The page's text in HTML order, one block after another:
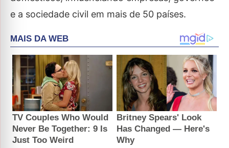
e a sociedade civil em mais de 50 países.